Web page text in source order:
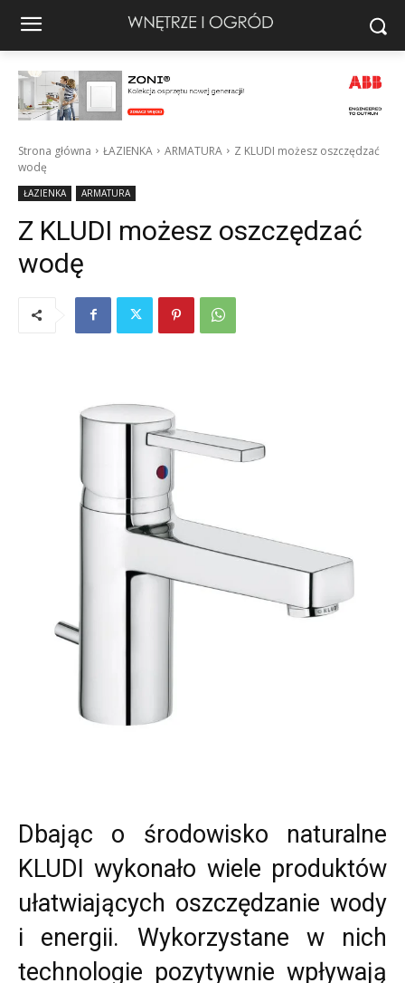
Strona główna ŁAZIENKA ARMATURA
Z KLUDI możesz oszczędzać
wodę
ŁAZIENKA ARMATURA
Z KLUDI możesz oszczędzać
wodę
Dbając o środowisko naturalne
KLUDI wykonało wiele produktów
ułatwiających oszczędzanie wody
i energii. Wykorzystane w nich
technologie pozytywnie wpływają